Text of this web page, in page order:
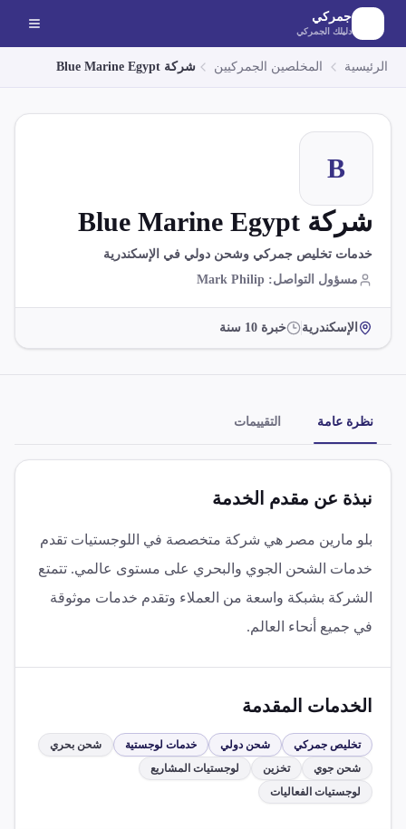
الانتقال إلى المحتوى الرئيسي
جمركي
دليلك الجمركي
الرئيسية المخلصين الجمركيين شركة Blue Marine Egypt
B
شركة Blue Marine Egypt
خدمات تخليص جمركي وشحن دولي في الإسكندرية
مسؤول التواصل:
Mark Philip
الإسكندرية خبرة 10 سنة
نظرة عامة التقييمات
نبذة عن مقدم الخدمة
بلو مارين مصر هي شركة متخصصة في اللوجستيات تقدم
خدمات الشحن الجوي والبحري على مستوى عالمي. تتمتع
الشركة بشبكة واسعة من العملاء وتقدم خدمات موثوقة
في جميع أنحاء العالم.
الخدمات المقدمة
تخليص جمركي شحن دولي خدمات لوجستية
شحن بحري
شحن جوي
تخزين
لوجستيات المشاريع
لوجستيات الفعاليات